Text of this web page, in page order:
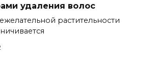
удаления волос
растительности